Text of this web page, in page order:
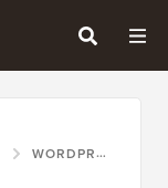
WORDPRESS'TE GÖRÜNTÜLENME SAYISINA GÖRE POPÜLER GÖNDERILERI GÖRÜNTÜLEME (2 YÖNTEM)